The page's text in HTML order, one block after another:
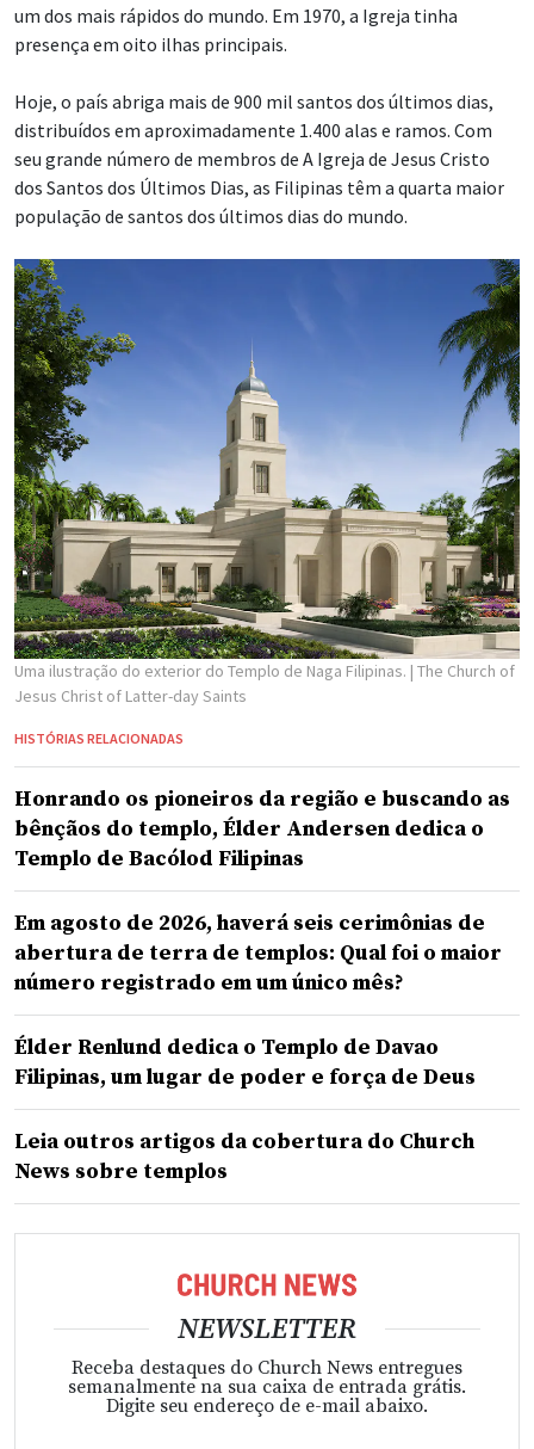
um dos mais rápidos do mundo. Em 1970, a Igreja tinha
presença em oito ilhas principais.
Hoje, o país abriga mais de 900 mil santos dos últimos dias,
distribuídos em aproximadamente 1.400 alas e ramos. Com
seu grande número de membros de A Igreja de Jesus Cristo
dos Santos dos Últimos Dias, as Filipinas têm a quarta maior
população de santos dos últimos dias do mundo.
Uma ilustração do exterior do Templo de Naga Filipinas. | The Church of
Jesus Christ of Latter-day Saints
HISTÓRIAS RELACIONADAS
Honrando os pioneiros da região e buscando as
bênçãos do templo, Élder Andersen dedica o
Templo de Bacólod Filipinas
Em agosto de 2026, haverá seis cerimônias de
abertura de terra de templos: Qual foi o maior
número registrado em um único mês?
Élder Renlund dedica o Templo de Davao
Filipinas, um lugar de poder e força de Deus
Leia outros artigos da cobertura do Church
News sobre templos
NEWSLETTER
Receba destaques do Church News entregues
semanalmente na sua caixa de entrada grátis.
Digite seu endereço de e-mail abaixo.